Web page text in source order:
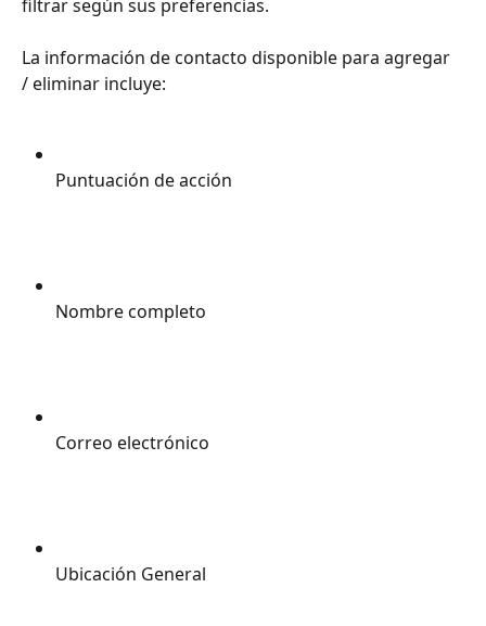
filtrar según sus preferencias.
La información de contacto disponible para agregar
/ eliminar incluye:
Puntuación de acción
Nombre completo
Correo electrónico
Ubicación General